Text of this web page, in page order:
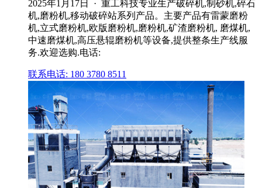
2025年1月17日 · 重工科技专业生产破碎机,制砂机,碎石
机,磨粉机,移动破碎站系列产品。主要产品有雷蒙磨粉
机,立式磨粉机,欧版磨粉机,磨粉机,矿渣磨粉机, 磨煤机,
中速磨煤机,高压悬辊磨粉机等设备,提供整条生产线服
务.欢迎选购.电话:
联系电话: 180 3780 8511